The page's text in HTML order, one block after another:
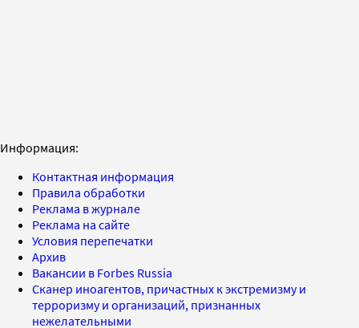
Информация:
Контактная информация
Правила обработки
Реклама в журнале
Реклама на сайте
Условия перепечатки
Архив
Вакансии в Forbes Russia
Сканер иноагентов, причастных к экстремизму и
терроризму и организаций, признанных
нежелательными